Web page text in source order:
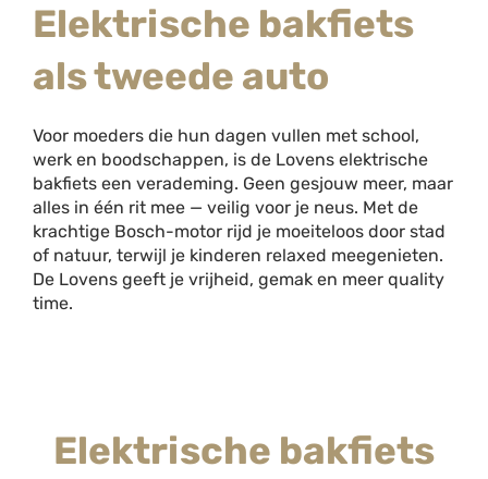
Elektrische bakfiets
als tweede auto
Voor moeders die hun dagen vullen met school,
werk en boodschappen, is de Lovens elektrische
bakfiets een verademing. Geen gesjouw meer, maar
alles in één rit mee — veilig voor je neus. Met de
krachtige Bosch-motor rijd je moeiteloos door stad
of natuur, terwijl je kinderen relaxed meegenieten.
De Lovens geeft je vrijheid, gemak en meer quality
time.
Elektrische bakfiets